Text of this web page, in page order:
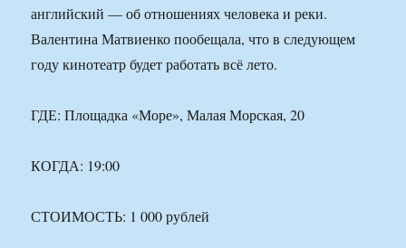
английский — об отношениях человека и реки.
Валентина Матвиенко пообещала, что в следующем
году кинотеатр будет работать всё лето.
ГДЕ: Площадка «Море», Малая Морская, 20
КОГДА: 19:00
СТОИМОСТЬ: 1 000 рублей